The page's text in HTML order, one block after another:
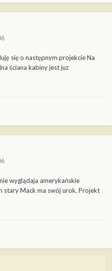
się o następnym projekcie Na
ściana kabiny jest juz
wyglądaja amerykańskie
stary Mack ma swój urok. Projekt